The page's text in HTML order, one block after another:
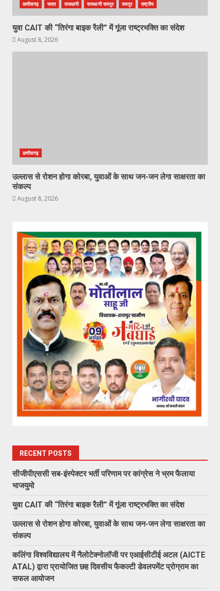
छत्तीसगढ़ भारत राजधानी राजधानी रायपुर रायपुर राष्ट्रीय
युवा CAIT की “तिरंगा बाइक रैली” में गूंजा राष्ट्रभक्ति का संदेश
August 8, 2026
छत्तीसगढ़
उल्लास से रोशन होगा कोरबा, युवाओं के साथ जन-जन लेगा साक्षरता का
संकल्प
August 8, 2026
RECENT POSTS
सीजीपीएससी सब-इंस्पेक्टर भर्ती परिणाम पर कांग्रेस ने भ्रम फैलाया
भाजयुमो
युवा CAIT की “तिरंगा बाइक रैली” में गूंजा राष्ट्रभक्ति का संदेश
उल्लास से रोशन होगा कोरबा, युवाओं के साथ जन-जन लेगा साक्षरता का
संकल्प
कलिंगा विश्वविद्यालय में नैलोटेक्नोलॉजी पर एआईसीटीई अटल (AICTE
ATAL) द्वारा प्रायोजित छह दिवसीय फैकल्टी डेवलपमेंट प्रोग्राम का
सफल आयोजन